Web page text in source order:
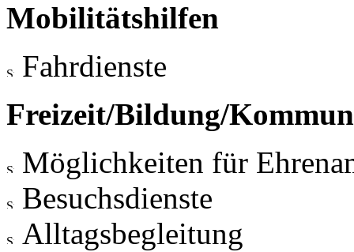
Mobilitätshilfen
Fahrdienste
Freizeit/Bildung/
Möglichkeiten für
Besuchsdienste
Alltagsbegleitung